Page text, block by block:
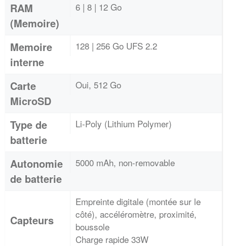
RAM
(Memoire)
6 | 8 | 12 Go
Memoire
interne
128 | 256 Go UFS 2.2
Carte
MicroSD
Oui, 512 Go
Type de
batterie
Li-Poly (Lithium Polymer)
Autonomie
de batterie
5000 mAh, non-removable
Capteurs
Empreinte digitale (montée sur le
côté), accéléromètre, proximité,
boussole
Charge rapide 33W